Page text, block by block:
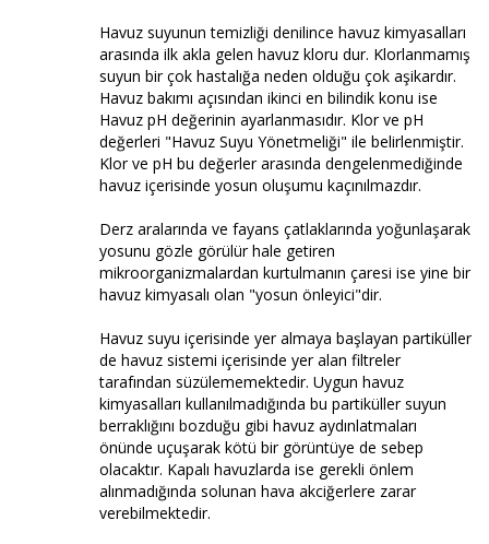
Havuz suyunun temizliği denilince havuz kimyasalları
arasında ilk akla gelen havuz kloru dur. Klorlanmamış
suyun bir çok hastalığa neden olduğu çok aşikardır.
Havuz bakımı açısından ikinci en bilindik konu ise
Havuz pH değerinin ayarlanmasıdır. Klor ve pH
değerleri "Havuz Suyu Yönetmeliği" ile belirlenmiştir.
Klor ve pH bu değerler arasında dengelenmediğinde
havuz içerisinde yosun oluşumu kaçınılmazdır.
Derz aralarında ve fayans çatlaklarında yoğunlaşarak
yosunu gözle görülür hale getiren
mikroorganizmalardan kurtulmanın çaresi ise yine bir
havuz kimyasalı olan "yosun önleyici"dir.
Havuz suyu içerisinde yer almaya başlayan partiküller
de havuz sistemi içerisinde yer alan filtreler
tarafından süzülememektedir. Uygun havuz
kimyasalları kullanılmadığında bu partiküller suyun
berraklığını bozduğu gibi havuz aydınlatmaları
önünde uçuşarak kötü bir görüntüye de sebep
olacaktır. Kapalı havuzlarda ise gerekli önlem
alınmadığında solunan hava akciğerlere zarar
verebilmektedir.